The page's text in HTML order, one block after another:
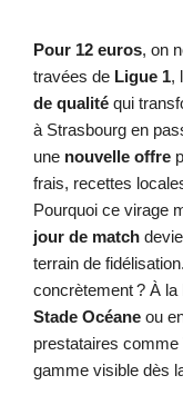
Pour 12 euros, on
travées de Ligue 1,
de qualité qui
à Strasbourg en
une nouvelle offre
frais, recettes
Pourquoi ce virage
jour de match
terrain de
concrètement ? À la
Stade Océane ou
prestataires comme
gamme visible dès